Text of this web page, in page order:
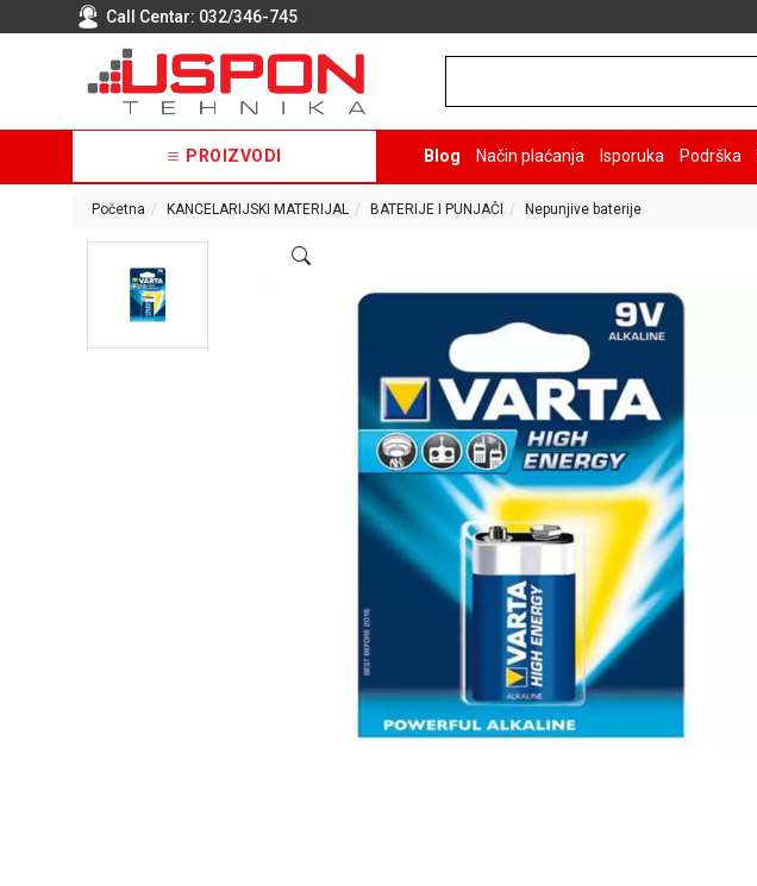
Call Centar: 032/346-745
PROIZVODI Blog Način plaćanja Isporuka Podrška
Početna KANCELARIJSKI MATERIJAL BATERIJE I PUNJAČI Nepunjive baterije